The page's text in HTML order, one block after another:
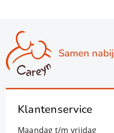
Samen nabij
Klantenservice
Maandag t/m vrijdag